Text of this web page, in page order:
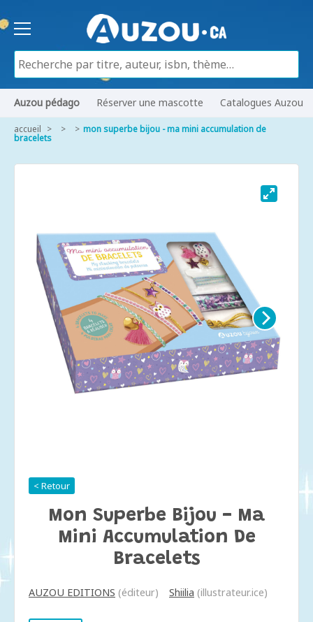
Auzou pédago Réserver une mascotte Catalogues Auzou
accueil mon superbe bijou - ma mini accumulation de
bracelets
< Retour
Mon Superbe Bijou - Ma
Mini Accumulation De
Bracelets
AUZOU EDITIONS (éditeur) Shiilia (illustrateur.ice)